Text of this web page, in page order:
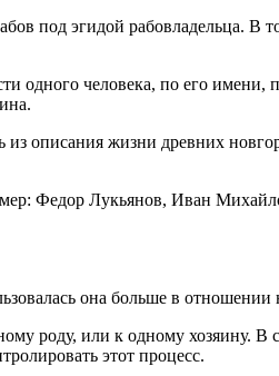
под эгидой рабовладельца. В
человека, по его имени,
описания жизни древних
Федор Лукьянов, Иван
она больше в
роду, или к одному хозяину.
этот процесс.